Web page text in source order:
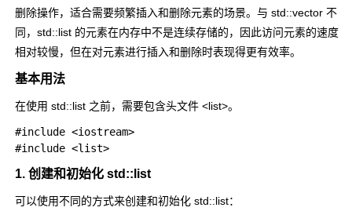
删除操作，适合需要频繁插入和删除元素的场景。与 std::vector 不
同， std::list 的元素在内存中不是连续存储的，因此访问元素的速度
相对较慢，但在对元素进行插入和删除时表现得更有效率。
基本用法
在使用 std::list 之前，需要包含头文件 <list>。
#include <iostream>
1. 创建和初始化 std::list
可以使用不同的方式来创建和初始化 std::list：